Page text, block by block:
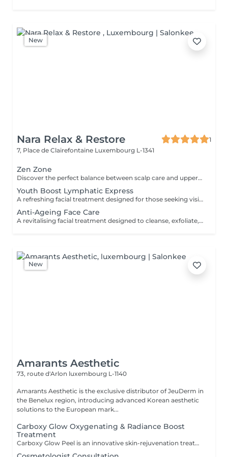
New
Nara Relax & Restore
1
7, Place de Clairefontaine Luxembourg L-1341
Zen Zone
Discover the perfect balance between scalp care and upper-body relaxation. This signature wellness package combines a 60-minute Head Spa with a 30-minute Office Syndrome Back & Shoulder Massage to release tension, refresh the mind, and promote deep relaxation from head to shoulders. Includes: Head Spa 60 min Office Syndrome Back & Shoulder Massage 30 min
Youth Boost Lymphatic Express
A refreshing facial treatment designed for those seeking visible results in a short amount of time. Cleansing, exfoliation, and targeted skincare help leave the complexion looking fresh, radiant, and revitalised. Facial lymphatic drainage can be incorporated upon request.
Anti-Ageing Face Care
A revitalising facial treatment designed to cleanse, exfoliate, and nourish the skin while promoting a fresh and radiant appearance. Combining carefully selected skincare products with relaxing facial massage techniques, this treatment helps leave the skin feeling smooth, refreshed, and beautifully cared for.
New
Amarants Aesthetic
73, route d'Arlon luxembourg L-1140
Amarants Aesthetic is the exclusive distributor of JeuDerm in
the Benelux region, introducing advanced Korean aesthetic
solutions to the European mark...
Carboxy Glow Oxygenating & Radiance Boost
Treatment
Carboxy Glow Peel is an innovative skin-rejuvenation treatment based on non-invasive carboxytherapy technology. The procedure promotes oxygen delivery to the skin, improves microcirculation, and stimulates the skin's natural regenerative processes. By enhancing cellular metabolism and tissue oxygenation, the treatment helps restore skin vitality, improve complexion, boost hydration, and reduce visible signs of fatigue. Combined with professional JeuDerm cosmeceuticals, it provides additional moisturizing, revitalizing, and anti-aging benefits. Indications: Dull and tired-looking skin; Dehydrated skin; Signs of fatigue and stress; Loss of skin firmness; Uneven complexion; Environmental stress exposure; Pre-event skin preparation. Benefits: Instant skin radiance; Improved microcirculation; Deep hydration; Enhanced skin firmness and elasticity; Reduced signs of fatigue; Fresher, healthier-looking skin. Suitable for all skin types and ideal as an express glow treatment before special occasions or as part of a comprehensive skin rejuvenation program. _____________________________________________________________________________________________________________________________________ Carboxy Glow Peel JeuDerm Le Carboxy Glow Peel est un soin innovant de rajeunissement cutané basé sur la technologie de la carboxythérapie non invasive. Cette procédure favorise l'oxygénation de la peau, stimule la microcirculation et active les mécanismes naturels de régénération cutanée. En améliorant le métabolisme cellulaire et l'apport en oxygène aux tissus, le traitement aide à restaurer la vitalité de la peau, raviver l'éclat du teint, renforcer l'hydratation et réduire les signes visibles de fatigue. Associé aux cosméceutiques professionnels JeuDerm, il procure également une action hydratante, revitalisante et anti-âge renforcée. Indications : Teint terne et peau fatiguée ; Peau déshydratée ; Signes de fatigue et de stress ; Perte de fermeté cutanée ; Teint irrégulier ; Peau exposée aux agressions environnementales ; Préparation de la peau avant un événement. Bienfaits : Éclat immédiat de la peau ; Amélioration de la microcirculation ; Hydratation profonde ; Renforcement de la fermeté et de l'élasticité cutanées ; Réduction des signes de fatigue ; Peau plus fraîche, plus saine et visiblement revitalisée. Convient à : tous les types de peau. Idéal comme soin « coup d'éclat » express avant un événement important ou intégré à un programme complet de rajeunissement et de revitalisation cutanée.